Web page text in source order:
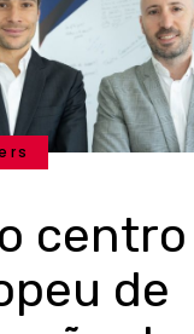
centro
de